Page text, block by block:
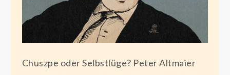
Chuszpe oder Selbstlüge? Peter Altmaier